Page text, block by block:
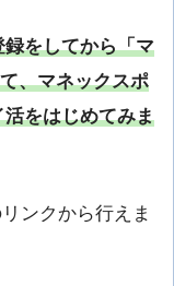
をしてから「マ
、マネックスポ
をはじめてみま
ンクから行えま